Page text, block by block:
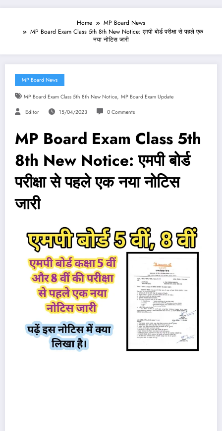
Home
MP Board News
MP Board Exam Class 5th 8th New Notice: एमपी बोर्ड परीक्षा से पहले एक
नया नोटिस जारी
MP Board News
MP Board Exam Class 5th 8th New Notice, MP Board Exam Update
Editor 15/04/2023 0 Comments
MP Board Exam Class 5th
8th New Notice: एमपी बोर्ड
परीक्षा से पहले एक नया नोटिस
जारी